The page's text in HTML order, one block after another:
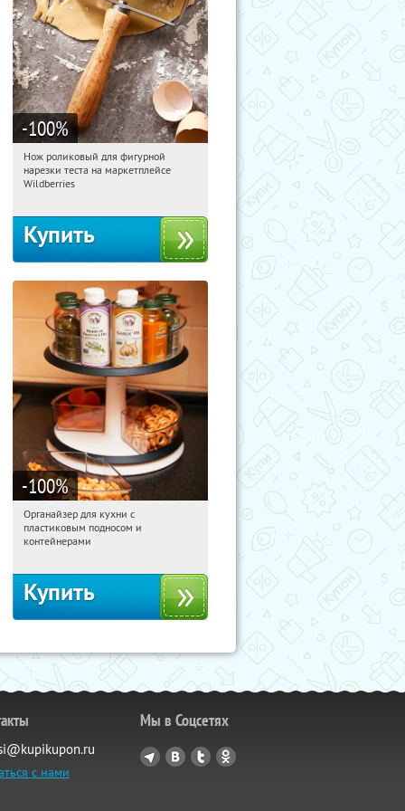
-100%
07:48:43 Получили:
Россия
Нож роликовый для фигурной
нарезки теста на маркетплейсе
Wildberries
Купить
-100%
07:48:43 Получили:
Россия
Органайзер для кухни с
пластиковым подносом и
контейнерами
Купить
с нами
Мы в Соцсетях